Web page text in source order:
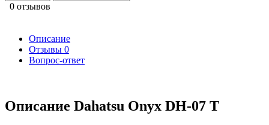
0 отзывов
Описание
Отзывы 0
Вопрос-ответ
Описание Dahatsu Onyx DH-07 T